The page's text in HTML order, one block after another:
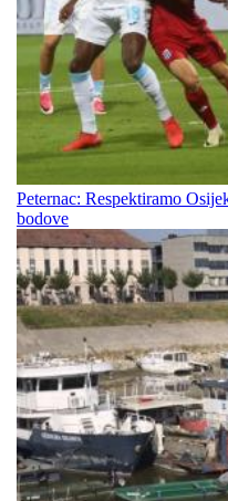
Peternac: Respektiramo
bodove